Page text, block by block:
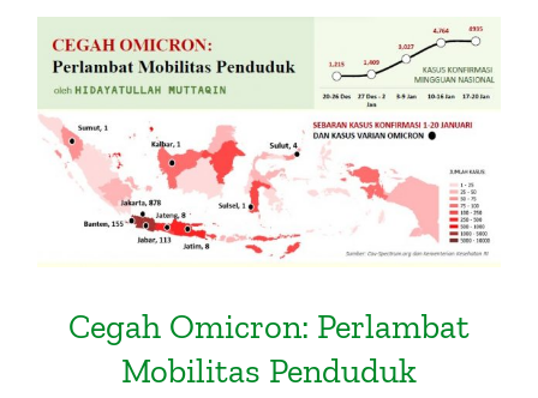
Cegah Omicron: Perlambat
Mobilitas Penduduk
Cegah Omicron: Perlambat
Mobilitas Penduduk